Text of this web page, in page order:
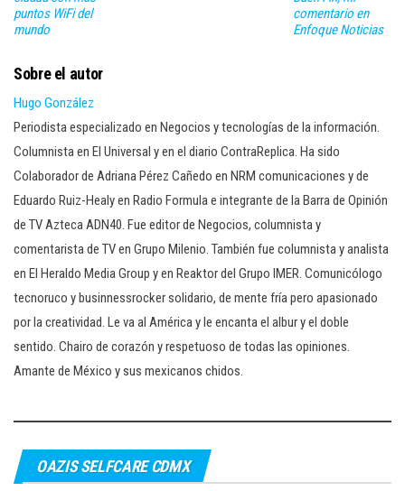
puntos WiFi del
mundo
comentario en
Enfoque Noticias
Sobre el autor
Hugo González
Periodista especializado en Negocios y tecnologías de la información.
Columnista en El Universal y en el diario ContraReplica. Ha sido
Colaborador de Adriana Pérez Cañedo en NRM comunicaciones y de
Eduardo Ruiz-Healy en Radio Formula e integrante de la Barra de Opinión
de TV Azteca ADN40. Fue editor de Negocios, columnista y
comentarista de TV en Grupo Milenio. También fue columnista y analista
en El Heraldo Media Group y en Reaktor del Grupo IMER. Comunicólogo
tecnoruco y businnessrocker solidario, de mente fría pero apasionado
por la creatividad. Le va al América y le encanta el albur y el doble
sentido. Chairo de corazón y respetuoso de todas las opiniones.
Amante de México y sus mexicanos chidos.
OAZIS SELFCARE CDMX